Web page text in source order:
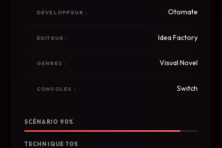
DÉVELOPPEUR : Otomate
ÉDITEUR : Idea Factory
GENRES : Visual Novel
CONSOLES : Switch
SCÉNARIO 90%
TECHNIQUE 70%